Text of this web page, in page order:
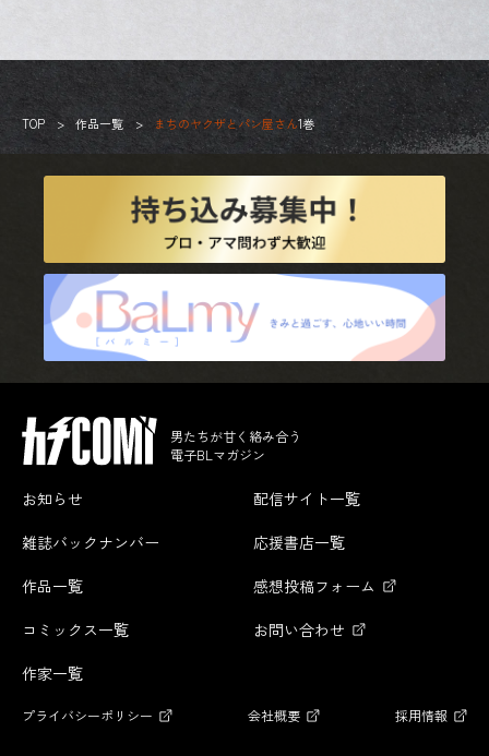
TOP 作品一覧 まちのヤクザとパン屋さん1巻
男たちが甘く絡み合う
電子BLマガジン
お知らせ
雑誌バックナンバー
作品一覧
コミックス一覧
作家一覧
配信サイト一覧
応援書店一覧
感想投稿フォーム
お問い合わせ
プライバシーポリシー 会社概要 採用情報